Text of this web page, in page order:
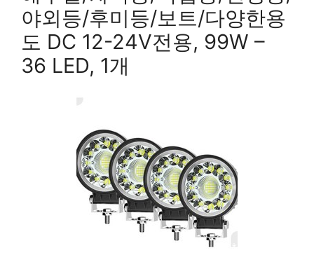
야외등/후미등/보트/다양한용
도 DC 12-24V전용, 99W –
36 LED, 1개